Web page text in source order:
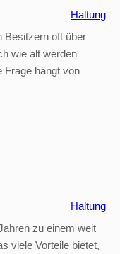
Haltung
Besitzern oft über
wie alt werden
Frage hängt von
Haltung
zu einem weit
viele Vorteile bietet,